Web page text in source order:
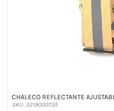
CHALECO REFLECTANTE
SKU: 3219000735